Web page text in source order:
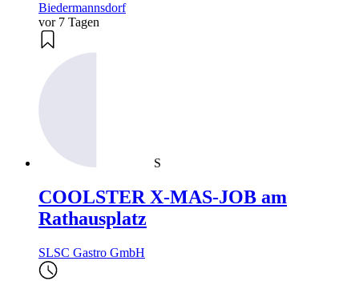
Biedermannsdorf
vor 7 Tagen
S
COOLSTER X-MAS-JOB am
Rathausplatz
SLSC Gastro GmbH